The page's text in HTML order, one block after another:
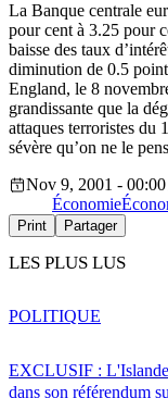
La Banque centrale
pour cent à 3.25 pour
baisse des taux
diminution de 0.5
England, le 8
grandissante que la
attaques terroristes du
sévère qu’on ne le
Nov 9, 2001 - 00:00
Économie
Print Partager
LES PLUS LUS
EXCLUSIF : L'Islande
dans son référendum
POLITIQUE